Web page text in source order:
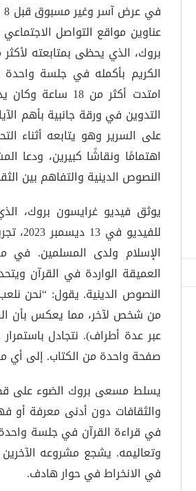
الكريم بأكمله في جلسة
امتدت أكثر من
التدوين في ورقة جانبية بأهم
على السرير وهو يتابعه أثناء
اهتمامًا ونقاشًا كبيرين، ودعا
النصوص الدينية والتفاهم بين
الإسلام ولدى المسلمين. في
العميقة الواردة في القرآن
النصوص الدينية. يقول: “نحن
من شخص لآخر، مما يعكس بأن
عبر عدة أطراف). نتجادل
صفحة واحدة من الكتاب. إلى أي
يسلط مسعى بروك الضوء على
والثقافات دون أدنى معرفة أو
في قراءة القرآن في جلسة
وتعاليمه. يشجع مشروعه
في الانخراط في حوار هادف.